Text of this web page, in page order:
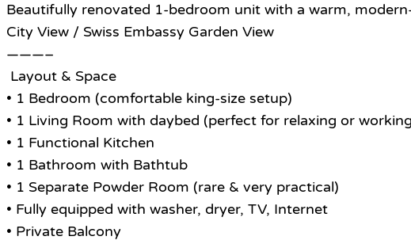
Beautifully renovated 1-bedroom unit with a warm,
City View / Swiss Embassy Garden View
———–
Layout & Space
• 1 Bedroom (comfortable king-size setup)
• 1 Living Room with daybed (perfect for relaxing or
• 1 Functional Kitchen
• 1 Bathroom with Bathtub
• 1 Separate Powder Room (rare & very practical)
• Fully equipped with washer, dryer, TV, Internet
• Private Balcony